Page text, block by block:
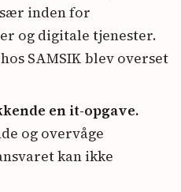
inden for
og digitale tjenester.
SAMSIK blev overset
en it-opgave.
og overvåge
kan ikke